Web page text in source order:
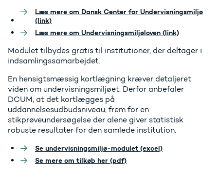
Læs mere om Dansk Center for Undervisningsmiljø
(link)
Læs mere om Undervisningsmiljøloven (link)
Modulet tilbydes gratis til institutioner, der deltager i
indsamlingssamarbejdet.
En hensigtsmæssig kortlægning kræver detaljeret
viden om undervisningsmiljøet. Derfor anbefaler
DCUM, at det kortlægges på
uddannelsesudbudsniveau, frem for en
stikprøveundersøgelse der alene giver statistisk
robuste resultater for den samlede institution.
Se undervisningsmiljø-modulet (excel)
Se mere om tilkøb her (pdf)